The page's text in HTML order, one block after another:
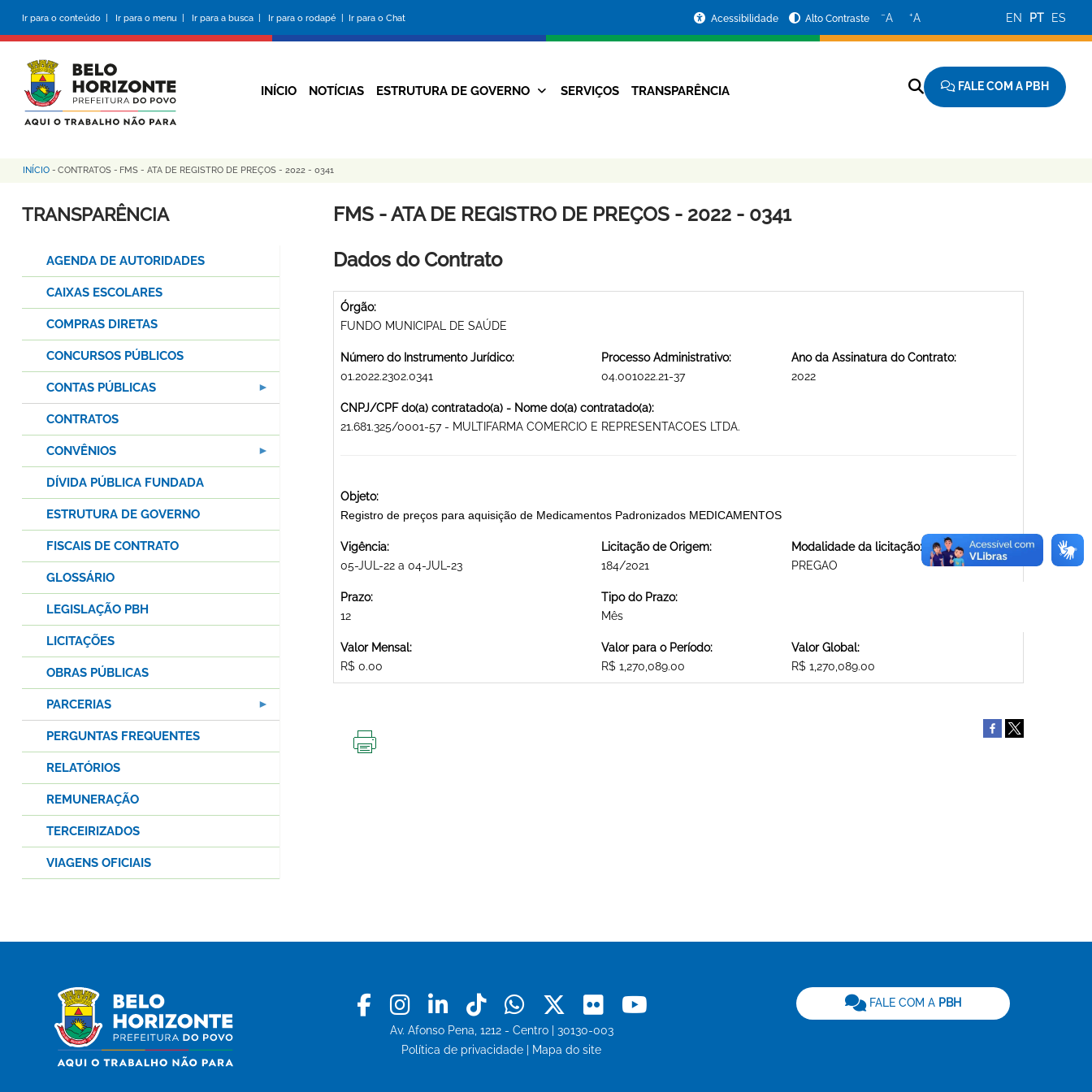
conteúdo
principal
Ir para o conteúdo | Ir para o menu | Ir para a busca | Ir para o rodapé | Ir para o Chat
da
Prefeitura
Acessibilidade Alto Contraste −A +A EN PT ES
Navegação
INÍCIO NOTÍCIAS ESTRUTURA DE GOVERNO SERVIÇOS TRANSPARÊNCIA FALE COM A PBH
Trilha
de
INÍCIO - CONTRATOS - FMS - ATA DE REGISTRO DE PREÇOS - 2022 - 0341
FMS - ATA DE REGISTRO DE PREÇOS - 2022 - 0341
Dados do Contrato
Órgão:
FUNDO MUNICIPAL DE SAÚDE
Número do Instrumento Jurídico:
01.2022.2302.0341
Processo Administrativo:
04.001022.21-37
Ano da Assinatura do Contrato:
2022
CNPJ/CPF do(a) contratado(a) - Nome do(a) contratado(a):
21.681.325/0001-57 - MULTIFARMA COMERCIO E REPRESENTACOES LTDA.
Objeto:
Registro de preços para aquisição de Medicamentos Padronizados MEDICAMENTOS
Vigência:
05-JUL-22 a 04-JUL-23
Licitação de Origem:
184/2021
Modalidade da licitação:
PREGAO
Prazo:
12
Tipo do Prazo:
Mês
Valor Mensal:
R$ 0.00
Valor para o Período:
R$ 1,270,089.00
Valor Global:
R$ 1,270,089.00
TRANSPARÊNCIA
AGENDA DE AUTORIDADES
CAIXAS ESCOLARES
COMPRAS DIRETAS
CONCURSOS PÚBLICOS
CONTAS PÚBLICAS
CONTRATOS
CONVÊNIOS
DÍVIDA PÚBLICA FUNDADA
ESTRUTURA DE GOVERNO
FISCAIS DE CONTRATO
GLOSSÁRIO
LEGISLAÇÃO PBH
LICITAÇÕES
OBRAS PÚBLICAS
PARCERIAS
PERGUNTAS FREQUENTES
RELATÓRIOS
REMUNERAÇÃO
TERCEIRIZADOS
VIAGENS OFICIAIS
Facebook
Instagram
LinkedinTiktokWhatsapp
X Flickr
Av. Afonso Pena, 1212 - Centro | 30130-003
Política de privacidade
Mapa do site
FALE COM A PBH